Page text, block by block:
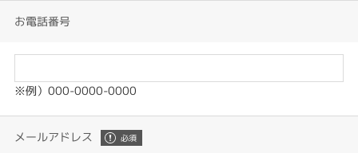
お電話番号
※例）000-0000-0000
メールアドレス